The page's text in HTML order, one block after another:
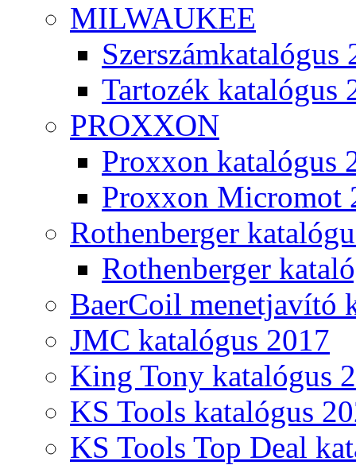
MILWAUKEE
Szerszámkatalógus
Tartozék katalógus
PROXXON
Proxxon katalógus
Proxxon Micromot
Rothenberger
Rothenberger
BaerCoil menetjavító
JMC katalógus 2017
King Tony katalógus
KS Tools katalógus
KS Tools Top Deal